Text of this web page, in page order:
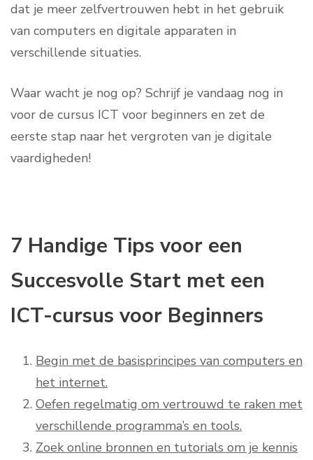
dat je meer zelfvertrouwen hebt in het gebruik
van computers en digitale apparaten in
verschillende situaties.
Waar wacht je nog op? Schrijf je vandaag nog in
voor de cursus ICT voor beginners en zet de
eerste stap naar het vergroten van je digitale
vaardigheden!
7 Handige Tips voor een
Succesvolle Start met een
ICT-cursus voor Beginners
Begin met de basisprincipes van computers en
het internet.
Oefen regelmatig om vertrouwd te raken met
verschillende programma’s en tools.
Zoek online bronnen en tutorials om je kennis